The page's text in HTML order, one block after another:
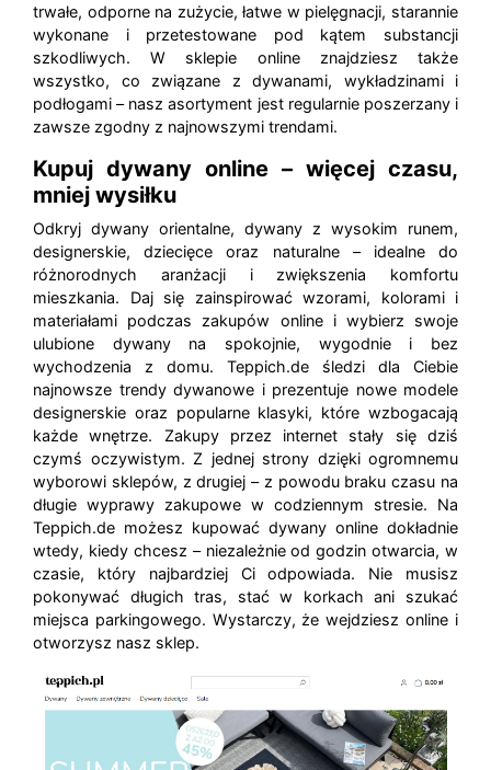
trwałe, odporne na zużycie, łatwe w pielęgnacji, starannie
wykonane i przetestowane pod kątem substancji
szkodliwych. W sklepie online znajdziesz także
wszystko, co związane z dywanami, wykładzinami i
podłogami – nasz asortyment jest regularnie poszerzany i
zawsze zgodny z najnowszymi trendami.
Kupuj dywany online – więcej czasu,
mniej wysiłku
Odkryj dywany orientalne, dywany z wysokim runem,
designerskie, dziecięce oraz naturalne – idealne do
różnorodnych aranżacji i zwiększenia komfortu
mieszkania. Daj się zainspirować wzorami, kolorami i
materiałami podczas zakupów online i wybierz swoje
ulubione dywany na spokojnie, wygodnie i bez
wychodzenia z domu. Teppich.de śledzi dla Ciebie
najnowsze trendy dywanowe i prezentuje nowe modele
designerskie oraz popularne klasyki, które wzbogacają
każde wnętrze. Zakupy przez internet stały się dziś
czymś oczywistym. Z jednej strony dzięki ogromnemu
wyborowi sklepów, z drugiej – z powodu braku czasu na
długie wyprawy zakupowe w codziennym stresie. Na
Teppich.de możesz kupować dywany online dokładnie
wtedy, kiedy chcesz – niezależnie od godzin otwarcia, w
czasie, który najbardziej Ci odpowiada. Nie musisz
pokonywać długich tras, stać w korkach ani szukać
miejsca parkingowego. Wystarczy, że wejdziesz online i
otworzysz nasz sklep.